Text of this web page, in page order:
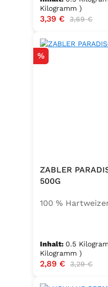
Kilogramm )
Verkaufspreis:
3,39 € Regulärer
3,69 €
Rabatt
%
ZABLER
500G
100 %
Inhalt: 0.5
Kilogramm )
Verkaufspreis:
2,89 € Regulärer
3,29 €